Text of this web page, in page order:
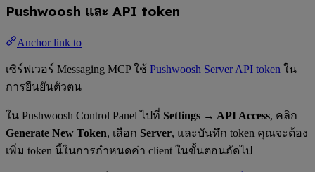
Pushwoosh และ API token
Anchor link to
เซิร์ฟเวอร์ Messaging MCP ใช้ Pushwoosh Server API token ใน
การยืนยันตัวตน
ใน Pushwoosh Control Panel ไปที่ Settings → API Access, คลิก
Generate New Token, เลือก Server, และบันทึก token คุณจะต้อง
เพิ่ม token นี้ในการกำหนดค่า client ในขั้นตอนถัดไป